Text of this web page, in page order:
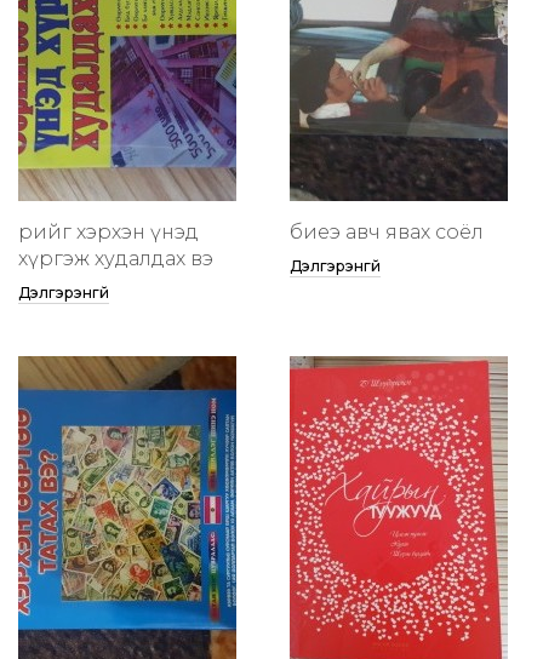
өөрийгөө хэрхэн үнэд
хүргэж худалдах вэ
Дэлгэрэнгүй
биеэ авч явах соёл
Дэлгэрэнгүй